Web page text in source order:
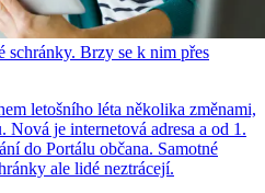
Brzy se k nim přes
letošního léta několika změnami,
je internetová adresa a od 1.
do Portálu občana. Samotné
ale lidé neztrácejí.